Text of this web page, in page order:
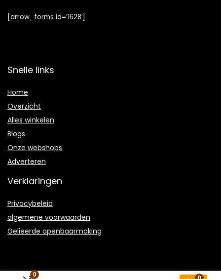
0
[arrow_forms id=’1628′]
Snelle links
Home
Overzicht
Alles winkelen
Blogs
Onze webshops
Adverteren
Verklaringen
Privacybeleid
algemene voorwaarden
Gelieerde openbaarmaking